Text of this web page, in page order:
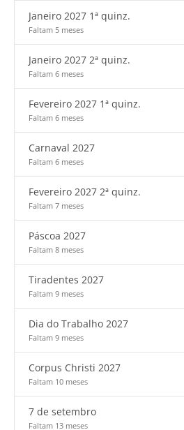
Janeiro 2027 1ª quinz.
Faltam 5 meses
Janeiro 2027 2ª quinz.
Faltam 6 meses
Fevereiro 2027 1ª quinz.
Faltam 6 meses
Carnaval 2027
Faltam 6 meses
Fevereiro 2027 2ª quinz.
Faltam 7 meses
Páscoa 2027
Faltam 8 meses
Tiradentes 2027
Faltam 9 meses
Dia do Trabalho 2027
Faltam 9 meses
Corpus Christi 2027
Faltam 10 meses
7 de setembro
Faltam 13 meses